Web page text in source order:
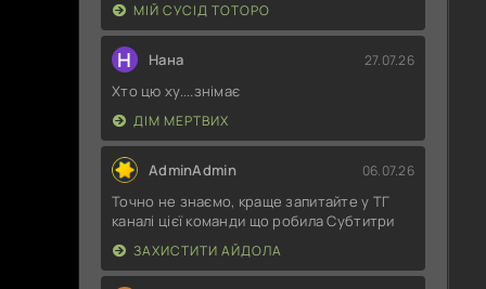
МІЙ СУСІД ТОТОРО
Н Нана 27.07.26
Хто цю ху....знімає
ДІМ МЕРТВИХ
AdminAdmin 06.07.26
Точно не знаємо, краще запитайте у ТГ
каналі цієї команди що робила Субтитри
ЗАХИСТИТИ АЙДОЛА